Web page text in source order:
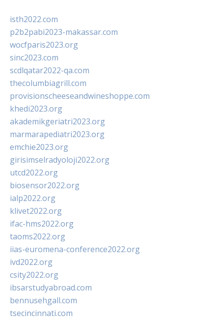
isth2022.com
p2b2pabi2023-makassar.com
wocfparis2023.org
sinc2023.com
scdlqatar2022-qa.com
thecolumbiagrill.com
provisionscheeseandwineshoppe.com
khedi2023.org
akademikgeriatri2023.org
marmarapediatri2023.org
emchie2023.org
girisimselradyoloji2022.org
utcd2022.org
biosensor2022.org
ialp2022.org
klivet2022.org
ifac-hms2022.org
taoms2022.org
iias-euromena-conference2022.org
ivd2022.org
csity2022.org
ibsarstudyabroad.com
bennusehgall.com
tsecincinnati.com